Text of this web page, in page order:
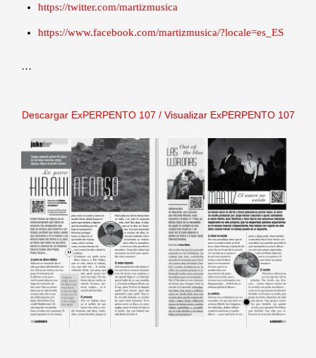
https://twitter.com/martizmusica
https://www.facebook.com/martizmusica/?locale=es_ES
…
Descargar ExPERPENTO 107 / Visualizar ExPERPENTO 107